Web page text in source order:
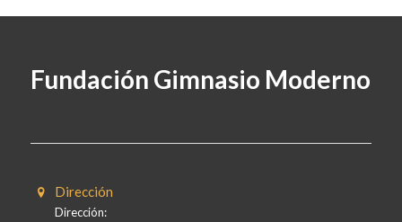
Fundación Gimnasio Moderno
Dirección
Dirección: